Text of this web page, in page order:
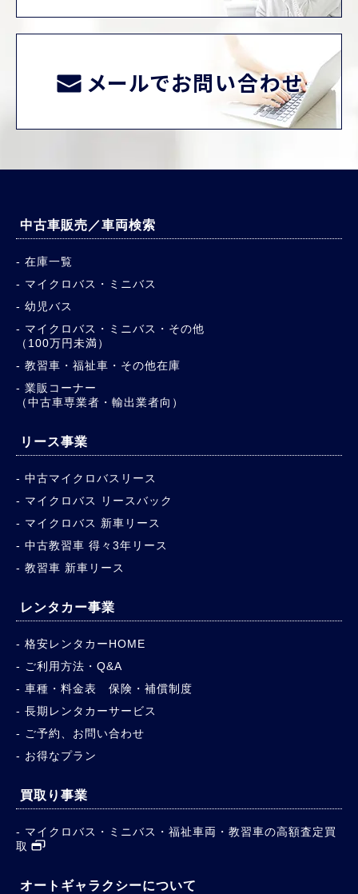
メールでお問い合わせ
中古車販売／車両検索
在庫一覧
マイクロバス・ミニバス
幼児バス
マイクロバス・ミニバス・その他
（100万円未満）
教習車・福祉車・その他在庫
業販コーナー
（中古車専業者・輸出業者向）
リース事業
中古マイクロバスリース
マイクロバス リースバック
マイクロバス 新車リース
中古教習車 得々3年リース
教習車 新車リース
レンタカー事業
格安レンタカーHOME
ご利用方法・Q&A
車種・料金表 保険・補償制度
長期レンタカーサービス
ご予約、お問い合わせ
お得なプラン
買取り事業
マイクロバス・ミニバス・福祉車両・教習車の高額査定買
取
オートギャラクシーについて